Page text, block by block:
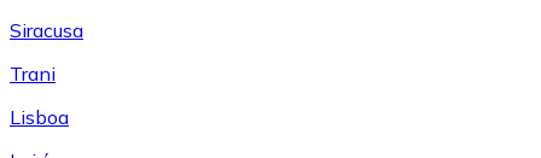
Siracusa
Trani
Lisboa